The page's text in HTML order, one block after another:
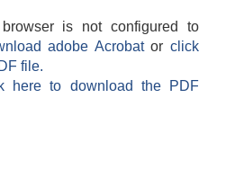
is not configured to
adobe Acrobatorclick
file.
here to download the PDF